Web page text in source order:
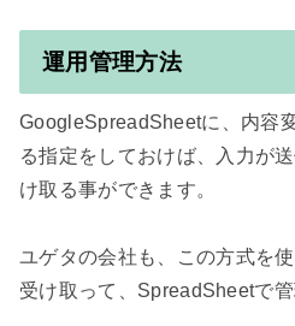
運用管理方法
GoogleSpreadSheetに、内容
る指定をしておけば、入力が
け取る事ができます。
ユゲタの会社も、この方式を
受け取って、SpreadSheetで管